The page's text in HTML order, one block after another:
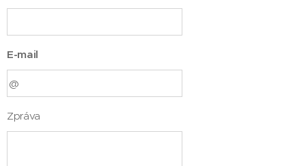
E-mail
Zpráva